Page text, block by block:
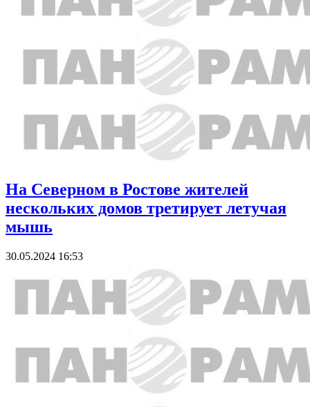
На Северном в Ростове жителей
нескольких домов третирует летучая
мышь
30.05.2024 16:53